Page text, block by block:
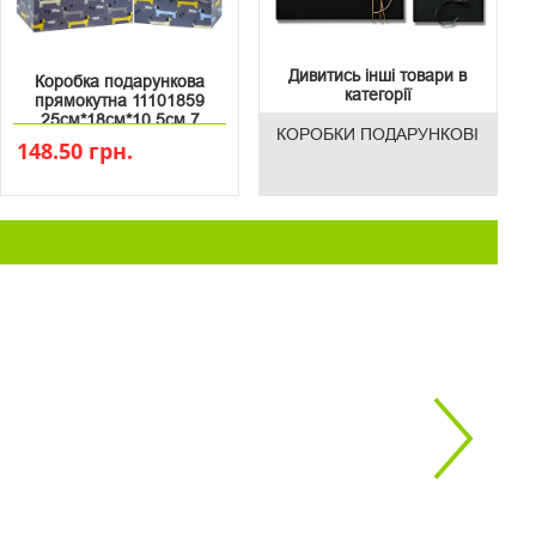
Коробка подарункова
прямокутна 11101859
25см*18см*10.5см 7
148.50 грн.
Дивитись інші товари в
категорії
КОРОБКИ ПОДАРУНКОВІ